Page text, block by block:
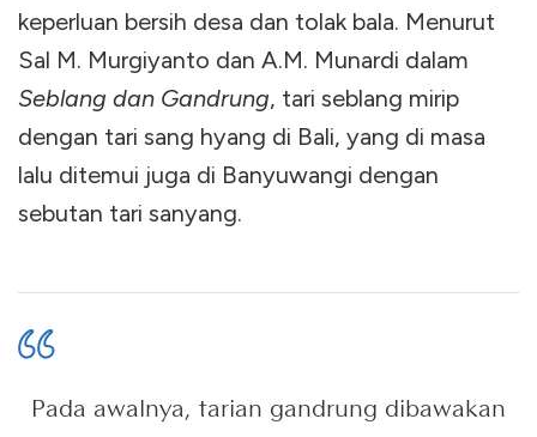
keperluan bersih desa dan tolak bala. Menurut
Sal M. Murgiyanto dan A.M. Munardi dalam
Seblang dan Gandrung, tari seblang mirip
dengan tari sang hyang di Bali, yang di masa
lalu ditemui juga di Banyuwangi dengan
sebutan tari sanyang.
Pada awalnya, tarian gandrung dibawakan